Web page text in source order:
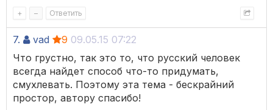
+ – Ответить
7. vad 9 09.05.15 07:22
Что грустно, так это то, что русский человек
всегда найдет способ что-то придумать,
смухлевать. Поэтому эта тема - бескрайний
простор, автору спасибо!